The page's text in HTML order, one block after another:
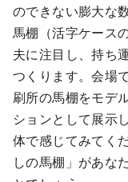
のできない膨大な
馬棚（活字ケース
夫に注目し、持ち
つくります。会場
刷所の馬棚をモデ
ションとして展示
体で感じてみてく
しの馬棚」があな